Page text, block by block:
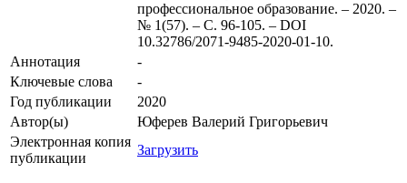
профессиональное образование. – 2020. –
№ 1(57). – С. 96-105. – DOI
10.32786/2071-9485-2020-01-10.
Аннотация
-
Ключевые cлова
-
Год публикации
2020
Автор(ы)
Юферев Валерий Григорьевич
Электронная копия
публикации
Загрузить